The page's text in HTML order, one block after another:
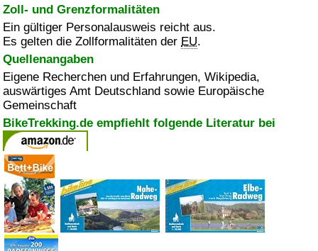
Zoll- und Grenzformalitäten
Ein gültiger Personalausweis reicht aus.
Es gelten die Zollformalitäten der EU.
Quellenangaben
Eigene Recherchen und Erfahrungen, Wikipedia,
auswärtiges Amt Deutschland sowie Europäische
Gemeinschaft
BikeTrekking.de empfiehlt folgende Literatur bei